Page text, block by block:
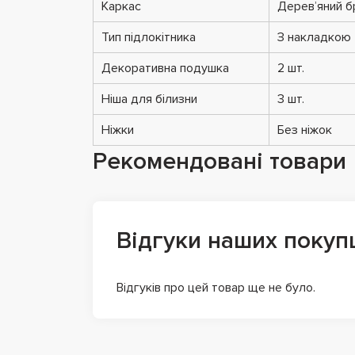
Каркас
Дерев’яний
Тип підлокітника
З накладкою
Декоративна подушка
2 шт.
Ніша для білизни
3 шт.
Ніжки
Без ніжок
Рекомендовані товари
Відгуки наших
Відгуків про цей товар ще не було.